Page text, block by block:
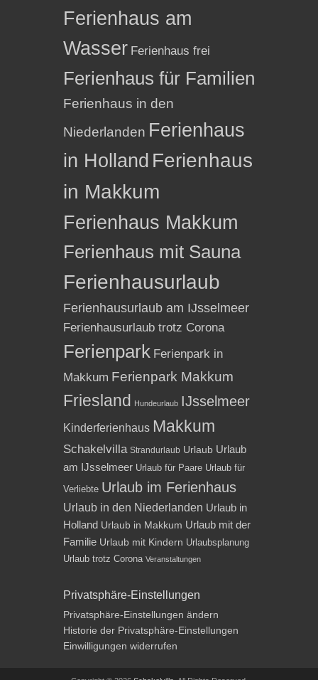
Ferienhaus am
Wasser Ferienhaus frei
Ferienhaus für Familien
Ferienhaus in den
Niederlanden Ferienhaus
in Holland Ferienhaus
in Makkum
Ferienhaus Makkum
Ferienhaus mit Sauna
Ferienhausurlaub
Ferienhausurlaub am IJsselmeer
Ferienhausurlaub trotz Corona
Ferienpark Ferienpark in
Makkum Ferienpark Makkum
Friesland Hundeurlaub IJsselmeer
Kinderferienhaus Makkum
Schakelvilla Strandurlaub Urlaub Urlaub
am IJsselmeer Urlaub für Paare Urlaub für
Verliebte Urlaub im Ferienhaus
Urlaub in den Niederlanden Urlaub in
Holland Urlaub in Makkum Urlaub mit der
Familie Urlaub mit Kindern Urlaubsplanung
Urlaub trotz Corona Veranstaltungen
Privatsphäre-Einstellungen
Privatsphäre-Einstellungen ändern
Historie der Privatsphäre-Einstellungen
Einwilligungen widerrufen